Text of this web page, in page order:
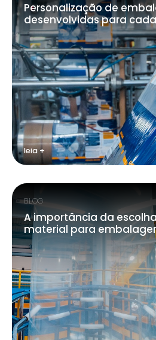
Personalização de
desenvolvidas para
leia +
BLOG
A importância da
material para